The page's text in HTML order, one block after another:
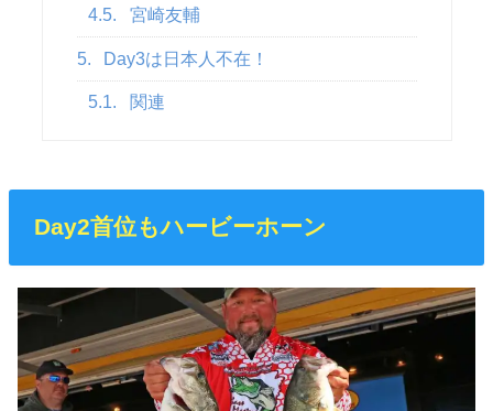
4.5. 宮崎友輔
5. Day3は日本人不在！
5.1. 関連
Day2首位もハービーホーン